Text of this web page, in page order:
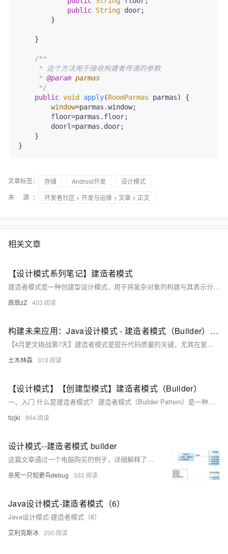
public String door;
/**
     *
@param parmas
     */
public void apply(RoomParmas parmas) {
window=parmas.window;
        floor=parmas.
floor;
        doorl=parmas.
door;
文章标签： 存储 Android开发
设计模式
来 源：
开发者社区 > 开发与运维 > 文章 > 正文
相关文章
【设计模式系列笔记】建造者模式
建造者模式是一种创建型设计模式，用于将复杂对象的构建与其表示分离，使构建过程可定制。关键元素包括产品类（定义要构建的对象）、建造者接口（定义构建方法）、具体建造者类（实现构建过程）和指导者类（负责构建过程）。通过建造者模式，客户端可以灵活地创建具有不同表示的复杂对象，提高代码的可读性和可维护性，尤其适用于构建过程复杂且包含多个可选部分的情况。
辰辰zZ 403
构建未来应用：Java设计模式 - 建造者模式（Builder）在现代编程中的应用
【4月更文挑战第7天】建造者模式是提升代码质量的关键，尤其在复杂环境中。它分步骤构建对象，将构建与表示分离，适用于UI构建、数据模型组装、配置文件解析和网络请求构造等场景。最佳实践包括明确构建步骤、提供默认值、支持链式调用和确保线程安全。然而，过多步骤、不一致状态和性能问题是使用时需注意的问题。掌握建造者模式对于现代编程至关重要。
土木林森 313
【设计模式】【创建型模式】建造者模式（Builder）
一、入门 什么是建造者模式？ 建造者模式（Builder Pattern）是一种创建型设计模式，用于逐步构建复杂对象。 它通过将对象的构建过程与表示分离，使得相同的构建过程可以创建不同的表示。 为什么
flzjkl 864
设计模式--建造者模式 builder
这篇文章通过一个电脑购买的例子，详细解释了建造者模式的四个角色（产品类、抽象构建者、实体构建类和指导者类），并提供了相应的代码实现，阐述了建造者模式在设计复杂对象时的应用和优势。
杀死一只知更鸟debug 332
Java设计模式-建造者模式（6）
Java设计模式-建造者模式（6）
艾利克斯冰 200